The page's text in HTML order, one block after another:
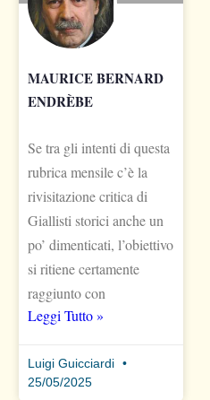
MAURICE BERNARD
ENDRÈBE
Se tra gli intenti di questa
rubrica mensile c’è la
rivisitazione critica di
Giallisti storici anche un
po’ dimenticati, l’obiettivo
si ritiene certamente
raggiunto con
Leggi Tutto »
Luigi Guicciardi
25/05/2025